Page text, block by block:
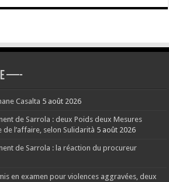
—-
Casalta 5 août 2026
de Sarrola : deux Poids deux Mesures
l’affaire, selon Sulidarità 5 août 2026
de Sarrola : la réaction du procureur
en examen pour violences aggravées, deux